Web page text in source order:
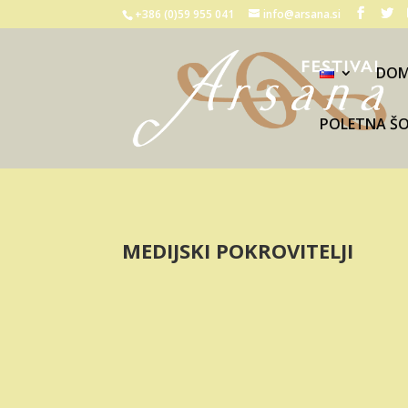
+386 (0)59 955 041 info@arsana.si
POLETNA
MEDIJSKI POKROVITELJI